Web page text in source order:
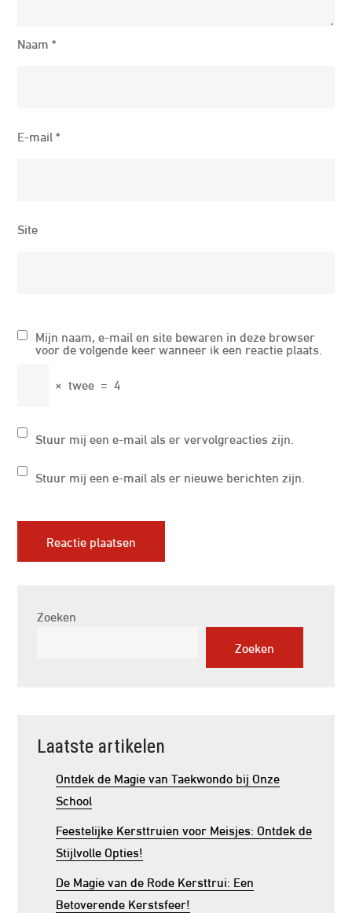
Naam*
E-mail*
Site
Mijn naam, e-mail en site bewaren in deze browser
voor de volgende keer wanneer ik een reactie plaats.
× twee = 4
Stuur mij een e-mail als er vervolgreacties zijn.
Stuur mij een e-mail als er nieuwe berichten zijn.
Zoeken
Zoeken
Laatste artikelen
Ontdek de Magie van Taekwondo bij Onze
School
Feestelijke Kersttruien voor Meisjes: Ontdek de
Stijlvolle Opties!
De Magie van de Rode Kersttrui: Een
Betoverende Kerstsfeer!